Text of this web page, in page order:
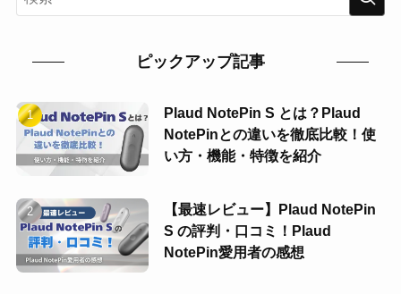
ピックアップ記事
Plaud NotePin S とは？Plaud
NotePinとの違いを徹底比較！使
い方・機能・特徴を紹介
【最速レビュー】Plaud NotePin
S の評判・口コミ！Plaud
NotePin愛用者の感想